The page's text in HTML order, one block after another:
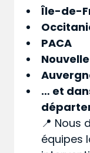
Île-de-
PACA
… et
📍 Nous
équipes